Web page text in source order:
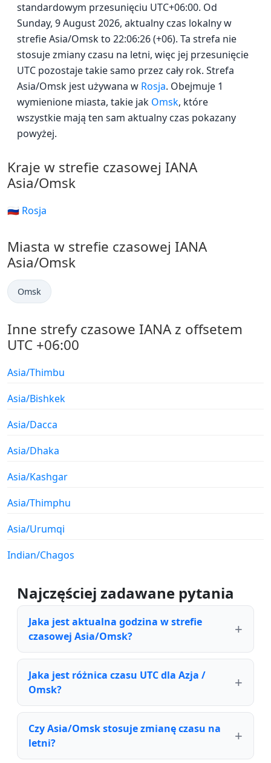
standardowym przesunięciu UTC+06:00. Od
Sunday, 9 August 2026, aktualny czas lokalny w
strefie Asia/Omsk to 22:06:26 (+06). Ta strefa nie
stosuje zmiany czasu na letni, więc jej przesunięcie
UTC pozostaje takie samo przez cały rok. Strefa
Asia/Omsk jest używana w Rosja. Obejmuje 1
wymienione miasta, takie jak Omsk, które
wszystkie mają ten sam aktualny czas pokazany
powyżej.
Kraje w strefie czasowej IANA
Asia/Omsk
🇷🇺 Rosja
Miasta w strefie czasowej IANA
Asia/Omsk
Omsk
Inne strefy czasowe IANA z offsetem
UTC +06:00
Asia/Thimbu
Asia/Bishkek
Asia/Dacca
Asia/Dhaka
Asia/Kashgar
Asia/Thimphu
Asia/Urumqi
Indian/Chagos
Najczęściej zadawane pytania
Jaka jest aktualna godzina w strefie
czasowej Asia/Omsk?
Jaka jest różnica czasu UTC dla Azja /
Omsk?
Czy Asia/Omsk stosuje zmianę czasu na
letni?